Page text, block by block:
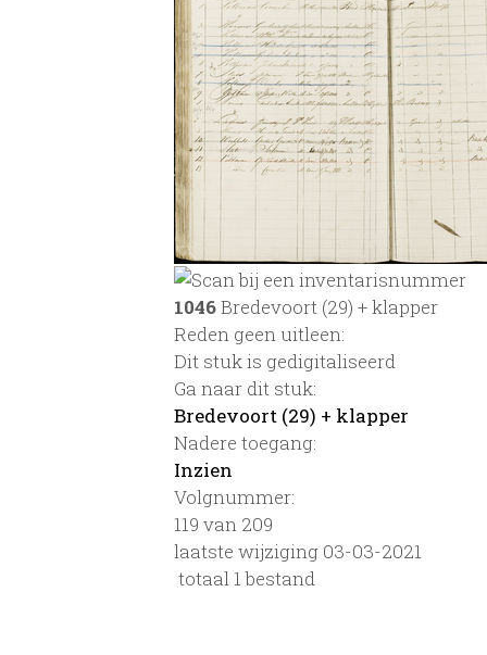
1046Bredevoort (29) + klapper
Reden geen uitleen:
Dit stuk is gedigitaliseerd
Ga naar dit stuk:
Bredevoort (29) + klapper
Nadere toegang:
Inzien
Volgnummer:
119 van 209
laatste wijziging 03-03-2021
totaal 1 bestand